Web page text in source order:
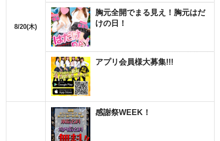
8/20(木)
胸元全開でまる見え！胸元はだ
けの日！
アプリ会員様大募集!!!
感謝祭WEEK！